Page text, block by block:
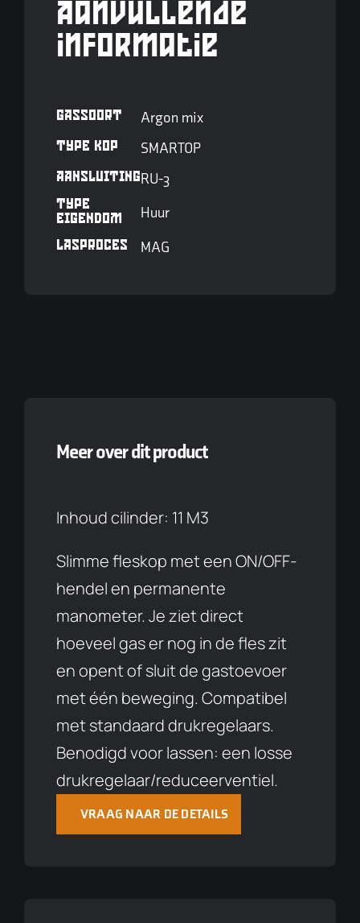
Aanvullende
informatie
GASSOORT Argon mix
TYPE KOP SMARTOP
AANSLUITINGRU-3
TYPE
EIGENDOM
Huur
LASPROCES MAG
Meer over dit product
Inhoud cilinder: 11 M3
Slimme fleskop met een ON/OFF-
hendel en permanente
manometer. Je ziet direct
hoeveel gas er nog in de fles zit
en opent of sluit de gastoevoer
met één beweging. Compatibel
met standaard drukregelaars.
Benodigd voor lassen: een losse
drukregelaar/reduceerventiel.
VRAAG NAAR DE DETAILS